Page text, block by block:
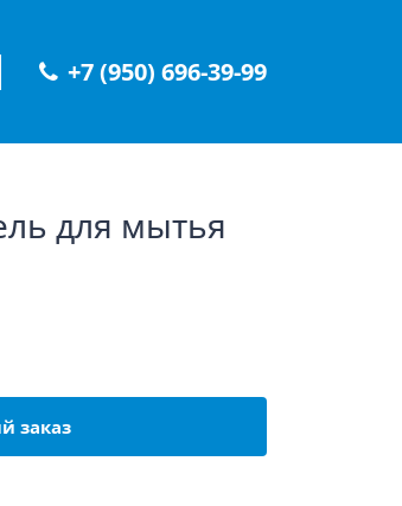
+7 (950) 696-39-99
для мытья
заказ